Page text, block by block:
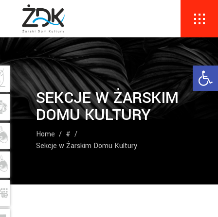
SEKCJE W ŻARSKIM
DOMU KULTURY
Home / # /
Sekcje w Żarskim Domu Kultury